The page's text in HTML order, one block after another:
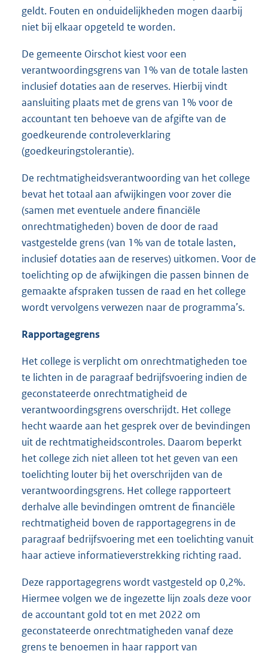
geldt. Fouten en onduidelijkheden mogen daarbij
niet bij elkaar opgeteld te worden.
De gemeente Oirschot kiest voor een
verantwoordingsgrens van 1% van de totale lasten
inclusief dotaties aan de reserves. Hierbij vindt
aansluiting plaats met de grens van 1% voor de
accountant ten behoeve van de afgifte van de
goedkeurende controleverklaring
(goedkeuringstolerantie).
De rechtmatigheidsverantwoording van het college
bevat het totaal aan afwijkingen voor zover die
(samen met eventuele andere financiële
onrechtmatigheden) boven de door de raad
vastgestelde grens (van 1% van de totale lasten,
inclusief dotaties aan de reserves) uitkomen. Voor de
toelichting op de afwijkingen die passen binnen de
gemaakte afspraken tussen de raad en het college
wordt vervolgens verwezen naar de programma’s.
Rapportagegrens
Het college is verplicht om onrechtmatigheden toe
te lichten in de paragraaf bedrijfsvoering indien de
geconstateerde onrechtmatigheid de
verantwoordingsgrens overschrijdt. Het college
hecht waarde aan het gesprek over de bevindingen
uit de rechtmatigheidscontroles. Daarom beperkt
het college zich niet alleen tot het geven van een
toelichting louter bij het overschrijden van de
verantwoordingsgrens. Het college rapporteert
derhalve alle bevindingen omtrent de financiële
rechtmatigheid boven de rapportagegrens in de
paragraaf bedrijfsvoering met een toelichting vanuit
haar actieve informatieverstrekking richting raad.
Deze rapportagegrens wordt vastgesteld op 0,2%.
Hiermee volgen we de ingezette lijn zoals deze voor
de accountant gold tot en met 2022 om
geconstateerde onrechtmatigheden vanaf deze
grens te benoemen in haar rapport van